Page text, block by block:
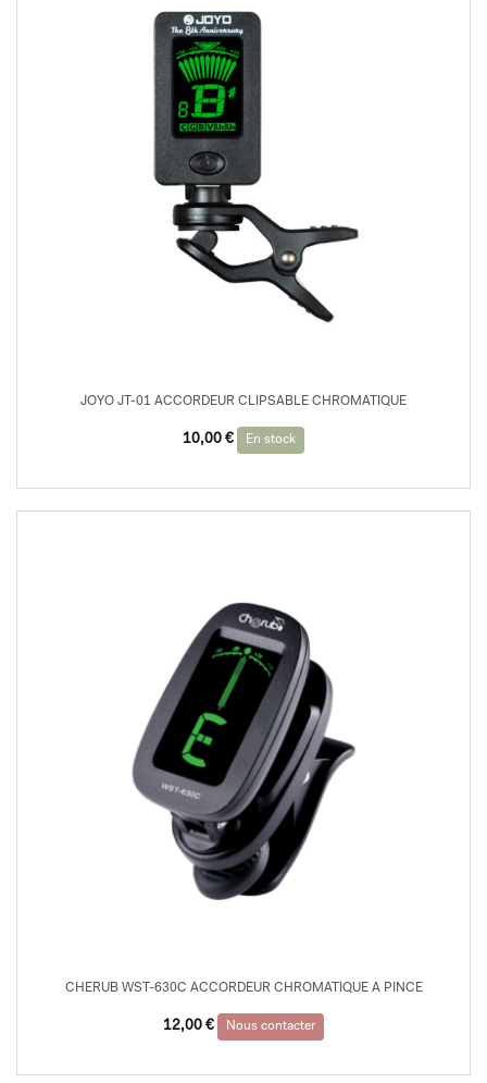
JOYO JT-01 ACCORDEUR CLIPSABLE CHROMATIQUE
10,00 € En stock
CHERUB WST-630C ACCORDEUR CHROMATIQUE A PINCE
12,00 € Nous contacter